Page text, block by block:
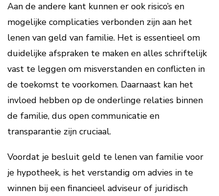
Aan de andere kant kunnen er ook risico’s en
mogelijke complicaties verbonden zijn aan het
lenen van geld van familie. Het is essentieel om
duidelijke afspraken te maken en alles schriftelijk
vast te leggen om misverstanden en conflicten in
de toekomst te voorkomen. Daarnaast kan het
invloed hebben op de onderlinge relaties binnen
de familie, dus open communicatie en
transparantie zijn cruciaal.
Voordat je besluit geld te lenen van familie voor
je hypotheek, is het verstandig om advies in te
winnen bij een financieel adviseur of juridisch